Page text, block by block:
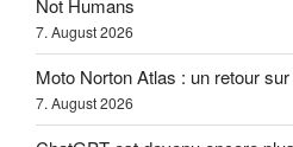
Not Humans
7. August 2026
Moto Norton Atlas : un retour
7. August 2026